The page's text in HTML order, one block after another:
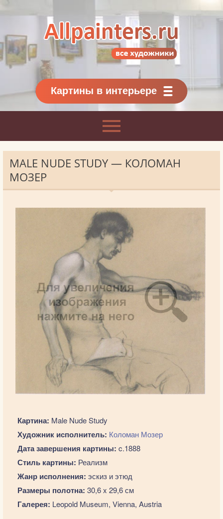
Картины классиков
и современников
Картины в интерьере
MALE NUDE STUDY — КОЛОМАН
МОЗЕР
Картина: Male Nude Study
Художник исполнитель: Коломан Мозер
Дата завершения картины: c.1888
Стиль картины: Реализм
Жанр исполнения: эскиз и этюд
Размеры полотна: 30,6 x 29,6 см
Галерея: Leopold Museum, Vienna, Austria